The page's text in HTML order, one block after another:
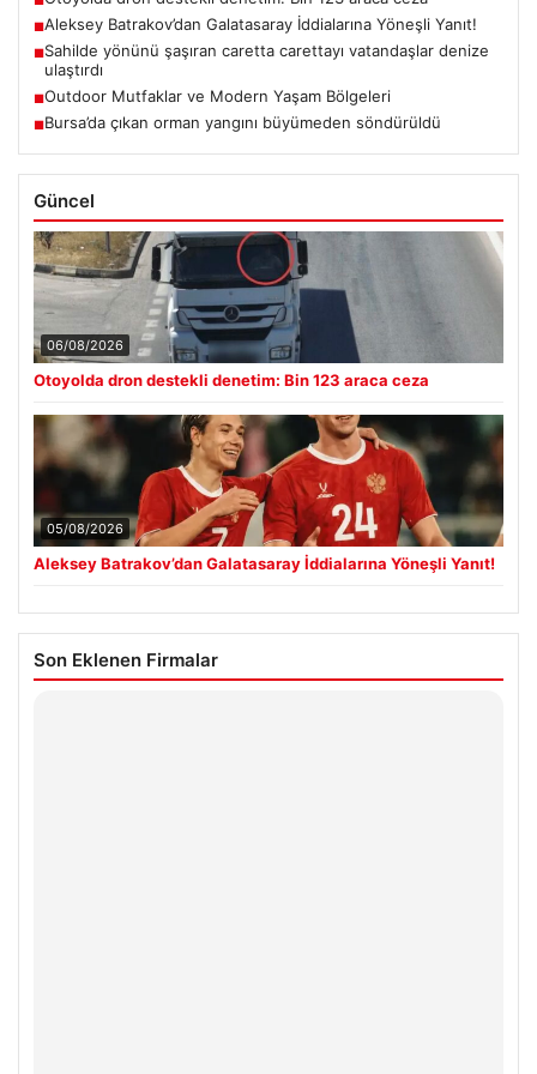
■Aleksey Batrakov’dan Galatasaray İddialarına Yöneşli Yanıt!
■Sahilde yönünü şaşıran caretta carettayı vatandaşlar denize
ulaştırdı
■Outdoor Mutfaklar ve Modern Yaşam Bölgeleri
■Bursa’da çıkan orman yangını büyümeden söndürüldü
Güncel
06/08/2026
Otoyolda dron destekli denetim: Bin 123 araca ceza
05/08/2026
Aleksey Batrakov’dan Galatasaray İddialarına Yöneşli Yanıt!
Son Eklenen Firmalar